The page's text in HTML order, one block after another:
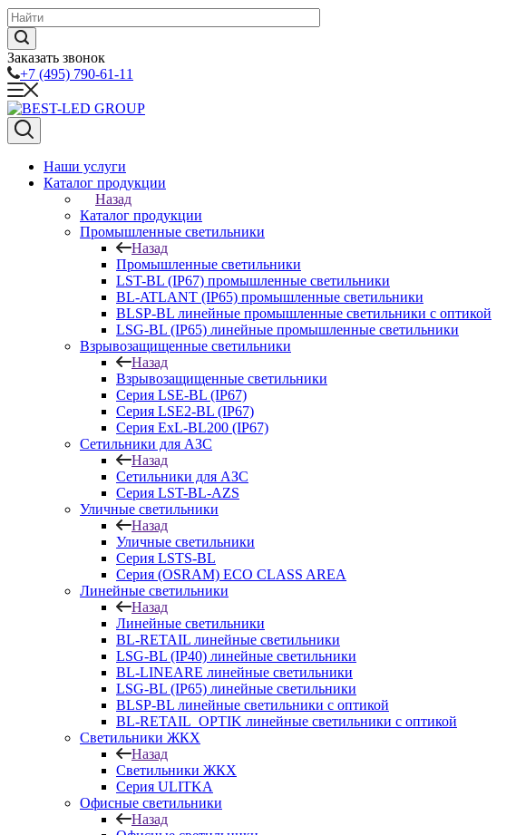
Заказать звонок
+7 (495) 790-61-11
Наши услуги
Каталог продукции
Назад
Каталог продукции
Промышленные светильники
Назад
Промышленные светильники
LST-BL (IP67) промышленные светильники
BL-ATLANT (IP65) промышленные светильники
BLSP-BL линейные промышленные светильники с оптикой
LSG-BL (IP65) линейные промышленные светильники
Взрывозащищенные светильники
Назад
Взрывозащищенные светильники
Серия LSE-BL (IP67)
Серия LSE2-BL (IP67)
Серия ExL-BL200 (IP67)
Сетильники для АЗС
Назад
Сетильники для АЗС
Серия LST-BL-AZS
Уличные светильники
Назад
Уличные светильники
Серия LSTS-BL
Серия (ОSRAM) ECO CLASS AREA
Линейные светильники
Назад
Линейные светильники
BL-RETAIL линейные светильники
LSG-BL (IP40) линейные светильники
BL-LINEARE линейные светильники
LSG-BL (IP65) линейные светильники
BLSP-BL линейные светильники с оптикой
BL-RETAIL_OPTIK линейные светильники с оптикой
Светильники ЖКХ
Назад
Светильники ЖКХ
Серия ULITKA
Офисные светильники
Назад